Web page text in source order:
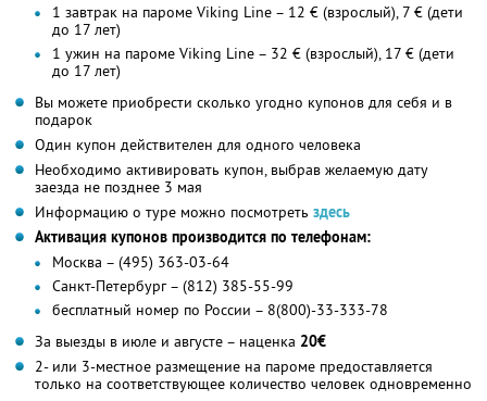
1 завтрак на пароме Viking Line – 12 € (взрослый), 7 € (дети
до 17 лет)
1 ужин на пароме Viking Line – 32 € (взрослый), 17 € (дети
до 17 лет)
Вы можете приобрести сколько угодно купонов для себя и в
подарок
Один купон действителен для одного человека
Необходимо активировать купон, выбрав желаемую дату
заезда не позднее 3 мая
Информацию о туре можно посмотреть здесь
Активация купонов производится по телефонам:
Москва – (495) 363-03-64
Санкт-Петербург – (812) 385-55-99
бесплатный номер по России – 8(800)-33-333-78
За выезды в июле и августе – наценка 20€
2- или 3-местное размещение на пароме предоставляется
только на соответствующее количество человек одновременно